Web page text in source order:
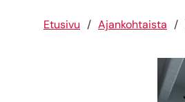
Etusivu Ajankohtaista